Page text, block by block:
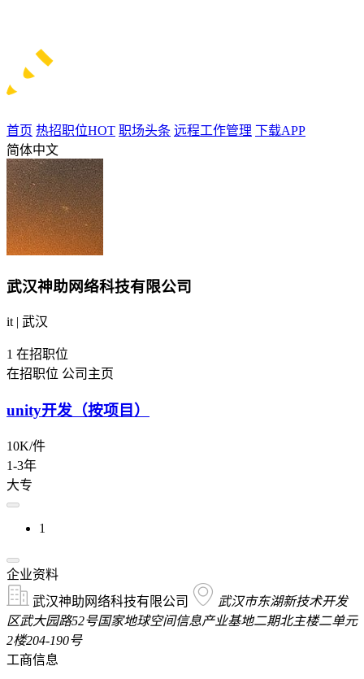
首页 热招职位HOT 职场头条 远程工作管理 下载APP
简体中文
武汉神助网络科技有限公司
it | 武汉
1 在招职位
在招职位 公司主页
unity开发（按项目）
10K/件
1-3年
大专
1
企业资料
武汉神助网络科技有限公司
武汉市东湖新技术开发
区武大园路52号国家地球空间信息产业基地二期北主楼二单元
2楼204-190号
工商信息